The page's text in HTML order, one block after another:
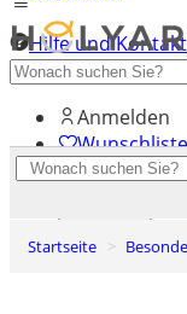
Hilfe und Kontakt
Entdecken Sie
Anmelden
Wunschliste
Startseite